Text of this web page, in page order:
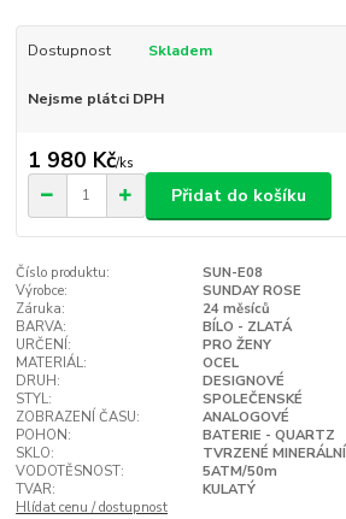
Dostupnost Skladem
Nejsme plátci DPH
1 980 Kč/ks
Přidat do košíku
Číslo produktu:
SUN-E08
Výrobce:
SUNDAY ROSE
Záruka:
24 měsíců
BARVA:
BÍLO - ZLATÁ
URČENÍ:
PRO ŽENY
MATERIÁL:
OCEL
DRUH:
DESIGNOVÉ
STYL:
SPOLEČENSKÉ
ZOBRAZENÍ ČASU:
ANALOGOVÉ
POHON:
BATERIE - QUARTZ
SKLO:
TVRZENÉ MINERÁLNÍ
VODOTĚSNOST:
5ATM/50m
TVAR:
KULATÝ
Hlídat cenu / dostupnost